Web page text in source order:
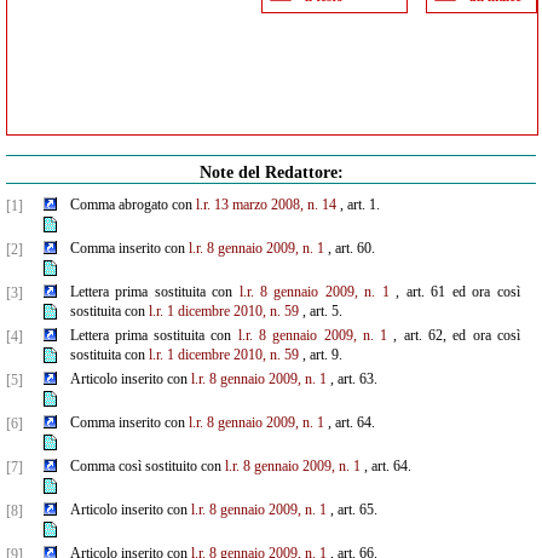
Note del Redattore:
[1] Comma abrogato con l.r. 13 marzo 2008, n. 14, art. 1.
[2] Comma inserito con l.r. 8 gennaio 2009, n. 1, art. 60.
[3] Lettera prima sostituita con l.r. 8 gennaio 2009, n. 1, art. 61 ed ora così
sostituita con l.r. 1 dicembre 2010, n. 59, art. 5.
[4]
Lettera prima sostituita con l.r. 8 gennaio 2009, n. 1 , art. 62, ed ora così
sostituita con l.r. 1 dicembre 2010, n. 59, art. 9.
[5]
Articolo inserito con l.r. 8 gennaio 2009, n. 1, art. 63.
[6] Comma inserito con l.r. 8 gennaio 2009, n. 1, art. 64.
[7] Comma così sostituito con l.r. 8 gennaio 2009, n. 1, art. 64.
[8] Articolo inserito con l.r. 8 gennaio 2009, n. 1, art. 65.
[9] Articolo inserito con l.r. 8 gennaio 2009, n. 1, art. 66.